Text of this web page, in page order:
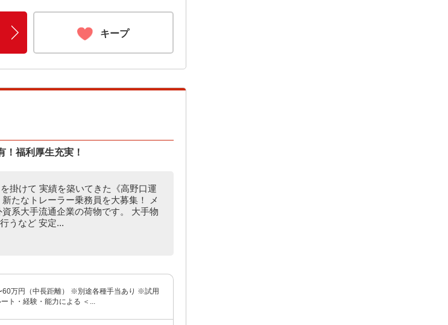
キープ
！福利厚生充実！
掛けて 実績を築いてきた《高野口運
たなトレーラー乗務員を大募集！ メ
系大手流通企業の荷物です。 大手物
うなど 安定...
60万円（中長距離） ※別途各種手当あり ※試用
ト・経験・能力による ＜...